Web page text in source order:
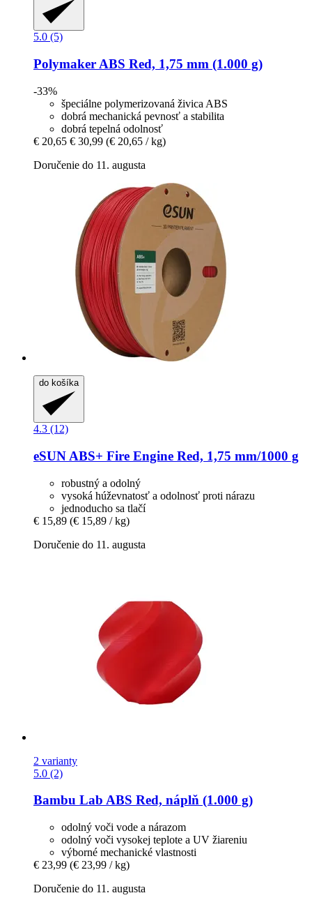
5.0 (5)
Polymaker ABS Red, 1,75 mm (1.000 g)
-33%
špeciálne polymerizovaná živica ABS
dobrá mechanická pevnosť a stabilita
dobrá tepelná odolnosť
€ 20,65 € 30,99 (€ 20,65 / kg)
Doručenie do 11. augusta
do košíka
4.3 (12)
eSUN ABS+ Fire Engine Red, 1,75 mm/1000 g
robustný a odolný
vysoká húževnatosť a odolnosť proti nárazu
jednoducho sa tlačí
€ 15,89 (€ 15,89 / kg)
Doručenie do 11. augusta
2 varianty
5.0 (2)
Bambu Lab ABS Red, náplň (1.000 g)
odolný voči vode a nárazom
odolný voči vysokej teplote a UV žiareniu
výborné mechanické vlastnosti
€ 23,99 (€ 23,99 / kg)
Doručenie do 11. augusta